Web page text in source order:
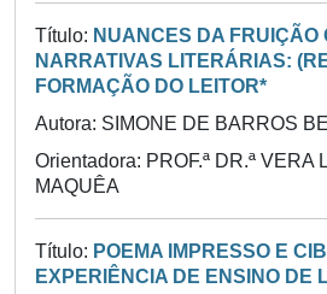
Título: NUANCES DA FRUIÇÃO
NARRATIVAS LITERÁRIAS:
FORMAÇÃO DO LEITOR*
Autora: SIMONE DE BARROS
Orientadora: PROF.ª DR.ª VERA
MAQUÊA
Título: POEMA IMPRESSO E
EXPERIÊNCIA DE ENSINO DE